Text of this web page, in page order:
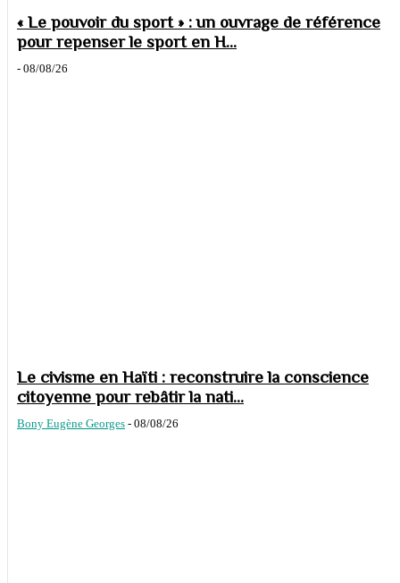
« Le pouvoir du sport » : un ouvrage de référence
pour repenser le sport en H...
- 08/08/26
Le civisme en Haïti : reconstruire la conscience
citoyenne pour rebâtir la nati...
Bony Eugène Georges - 08/08/26